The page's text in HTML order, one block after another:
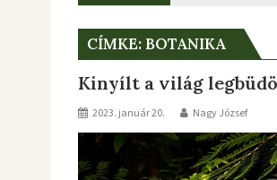
CÍMKE: BOTANIKA
Kinyílt a világ
2023. január 20. Nagy József